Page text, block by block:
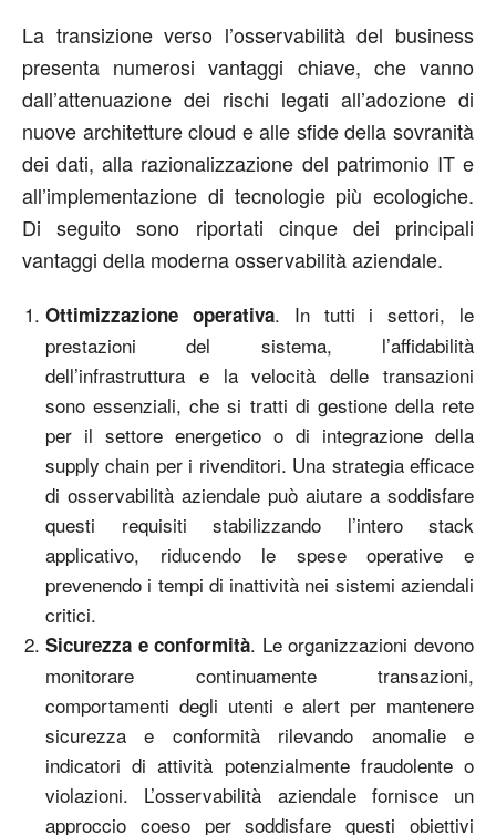
La transizione verso l’osservabilità del business
presenta numerosi vantaggi chiave, che vanno
dall’attenuazione dei rischi legati all’adozione di
nuove architetture cloud e alle sfide della sovranità
dei dati, alla razionalizzazione del patrimonio IT e
all’implementazione di tecnologie più ecologiche.
Di seguito sono riportati cinque dei principali
vantaggi della moderna osservabilità aziendale.
Ottimizzazione operativa. In tutti i settori, le
prestazioni del sistema, l’affidabilità
dell’infrastruttura e la velocità delle transazioni
sono essenziali, che si tratti di gestione della rete
per il settore energetico o di integrazione della
supply chain per i rivenditori. Una strategia efficace
di osservabilità aziendale può aiutare a soddisfare
questi requisiti stabilizzando l’intero stack
applicativo, riducendo le spese operative e
prevenendo i tempi di inattività nei sistemi aziendali
critici.
Sicurezza e conformità. Le organizzazioni devono
monitorare continuamente transazioni,
comportamenti degli utenti e alert per mantenere
sicurezza e conformità rilevando anomalie e
indicatori di attività potenzialmente fraudolente o
violazioni. L’osservabilità aziendale fornisce un
approccio coeso per soddisfare questi obiettivi